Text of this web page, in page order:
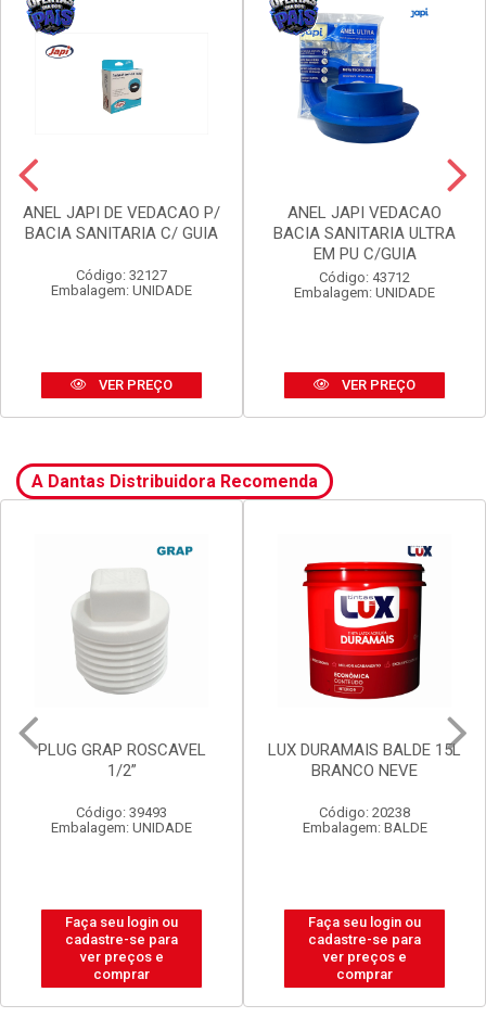
ANEL JAPI DE VEDACAO P/
BACIA SANITARIA C/ GUIA
Código: 32127
Embalagem: UNIDADE
VER PREÇO
ANEL JAPI VEDACAO
BACIA SANITARIA ULTRA
EM PU C/GUIA
Código: 43712
Embalagem: UNIDADE
VER PREÇO
A Dantas Distribuidora Recomenda
PLUG GRAP ROSCAVEL
1/2”
Código: 39493
Embalagem: UNIDADE
Faça seu login ou
cadastre-se para
ver preços e
comprar
LUX DURAMAIS BALDE 15L
BRANCO NEVE
Código: 20238
Embalagem: BALDE
Faça seu login ou
cadastre-se para
ver preços e
comprar